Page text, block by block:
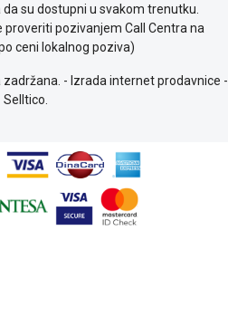
su dostupni u svakom trenutku.
pozivanjem Call Centra na
ceni lokalnog poziva)
zadržana. - Izrada internet prodavnice -
Selltico.